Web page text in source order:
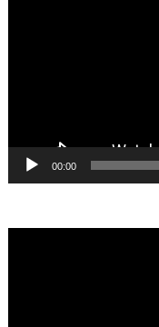
00:00